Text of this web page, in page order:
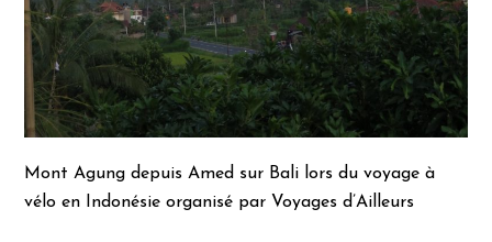
Mont Agung depuis Amed sur Bali lors du voyage à
vélo en Indonésie organisé par Voyages d’Ailleurs